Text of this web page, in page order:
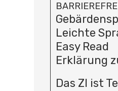
Leichte
Easy Read
Erklärung
Das ZI ist